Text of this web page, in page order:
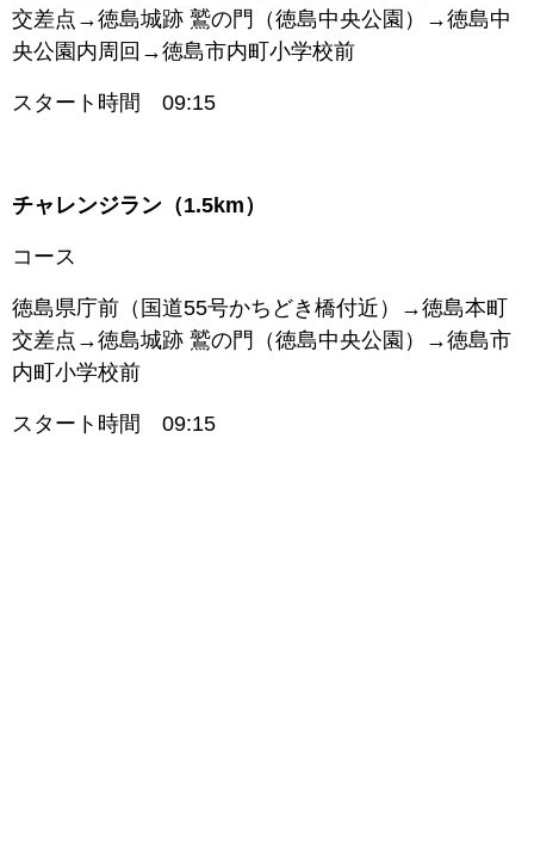
交差点→徳島城跡 鷲の門（徳島中央公園）→徳島中
央公園内周回→徳島市内町小学校前
スタート時間 09:15
チャレンジラン（1.5km）
コース
徳島県庁前（国道55号かちどき橋付近）→徳島本町
交差点→徳島城跡 鷲の門（徳島中央公園）→徳島市
内町小学校前
スタート時間 09:15